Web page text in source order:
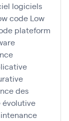
logiciels
code Low
plateform
des
évolutive